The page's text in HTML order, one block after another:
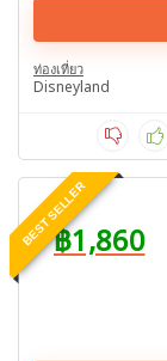
ท่องเที่ยว
Disneyland
BEST SELLER฿1,860